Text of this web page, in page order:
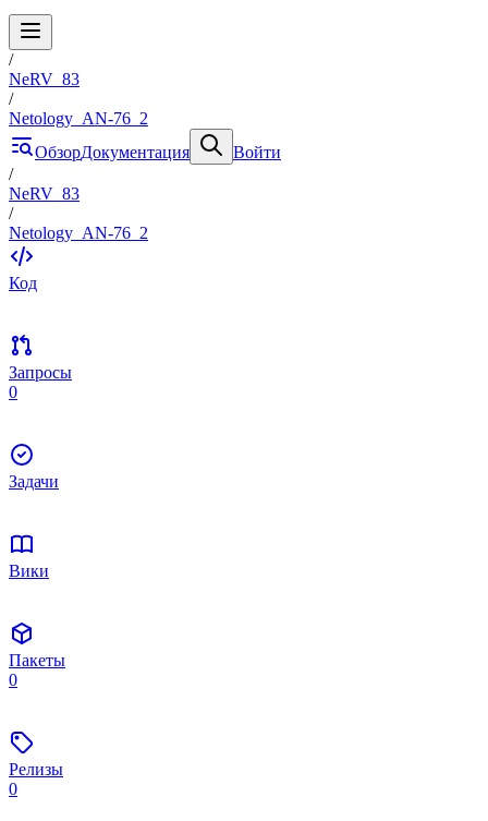
/
NeRV_83
/
Netology_AN-76_2
ОбзорДокументация
Войти
/
NeRV_83
/
Netology_AN-76_2
Код
Запросы
0
Задачи
Вики
Пакеты
0
Релизы
0